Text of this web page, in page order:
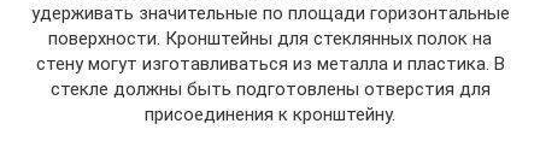
удерживать значительные по площади горизонтальные
поверхности. Кронштейны для стеклянных полок на
стену могут изготавливаться из металла и пластика. В
стекле должны быть подготовлены отверстия для
присоединения к кронштейну.